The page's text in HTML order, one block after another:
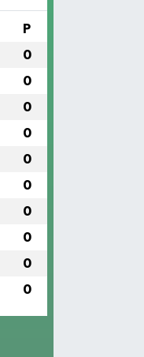
P
0
0
0
0
0
0
0
0
0
0